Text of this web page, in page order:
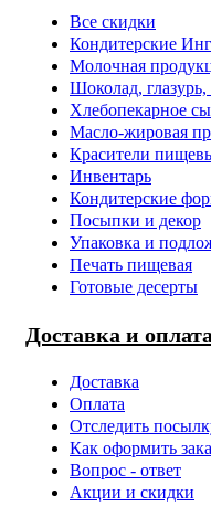
Все скидки
Кондитерские
Молочная
Шоколад,
Хлебопекарное
Масло-жировая
Красители
Инвентарь
Кондитерские
Посыпки и декор
Упаковка и
Печать пищевая
Готовые десерты
Доставка и
Доставка
Оплата
Отследить
Как оформить
Вопрос - ответ
Акции и скидки